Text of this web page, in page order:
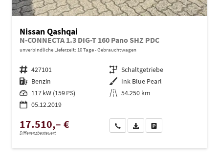
Nissan Qashqai
N-CONNECTA 1.3 DIG-T 160 Pano SHZ PDC
unverbindliche Lieferzeit: 10 Tage Gebrauchtwagen
Fahrzeugnr. 427101 Getriebe Schaltgetriebe
Kraftstoff Benzin Außenfarbe Ink Blue Pearl
Leistung 117 kW (159 PS) Kilometerstand 54.250 km
05.12.2019
17.510,– €
Differenzbesteuert
Wir rufen Sie anPDF-Datei, Fahrzeugexposé